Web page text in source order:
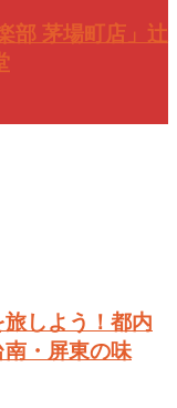
部 茅場町店」辻
しよう！都内
・屏東の味